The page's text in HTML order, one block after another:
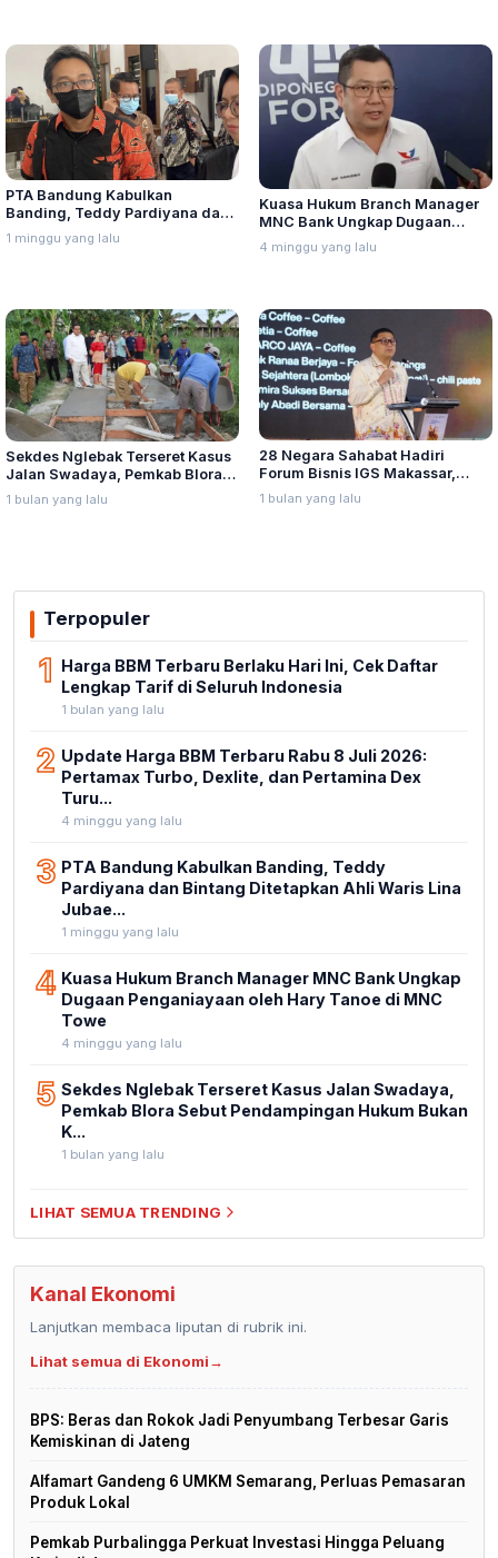
PTA Bandung Kabulkan
Banding, Teddy Pardiyana dan
Bintang Ditetapkan Ahli Waris
Lina Jubaedah
1 minggu yang lalu
Kuasa Hukum Branch Manager
MNC Bank Ungkap Dugaan
Penganiayaan oleh Hary Tanoe
di MNC Towe
4 minggu yang lalu
Sekdes Nglebak Terseret Kasus
Jalan Swadaya, Pemkab Blora
Sebut Pendampingan Hukum
Bukan Kewenangannya
1 bulan yang lalu
28 Negara Sahabat Hadiri
Forum Bisnis IGS Makassar,
Munafri Tawarkan Investasi
Stadion Untia
1 bulan yang lalu
Terpopuler
1 Harga BBM Terbaru Berlaku Hari Ini, Cek Daftar
Lengkap Tarif di Seluruh Indonesia
1 bulan yang lalu
2 Update Harga BBM Terbaru Rabu 8 Juli 2026:
Pertamax Turbo, Dexlite, dan Pertamina Dex
Turu...
4 minggu yang lalu
3 PTA Bandung Kabulkan Banding, Teddy
Pardiyana dan Bintang Ditetapkan Ahli Waris Lina
Jubae...
1 minggu yang lalu
4 Kuasa Hukum Branch Manager MNC Bank Ungkap
Dugaan Penganiayaan oleh Hary Tanoe di MNC
Towe
4 minggu yang lalu
5 Sekdes Nglebak Terseret Kasus Jalan Swadaya,
Pemkab Blora Sebut Pendampingan Hukum Bukan
K...
1 bulan yang lalu
LIHAT SEMUA TRENDING
Kanal Ekonomi
Lanjutkan membaca liputan di rubrik ini.
Lihat semua di Ekonomi→
BPS: Beras dan Rokok Jadi Penyumbang Terbesar Garis
Kemiskinan di Jateng
Alfamart Gandeng 6 UMKM Semarang, Perluas Pemasaran
Produk Lokal
Pemkab Purbalingga Perkuat Investasi Hingga Peluang